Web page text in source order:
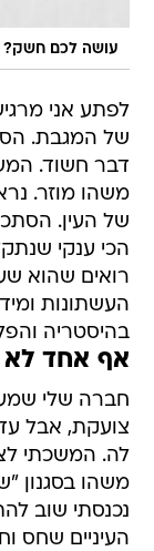
עושה לכם חשק?
לפתע אני
של המגבת.
דבר חשוד.
משהו מוזר.
של העין.
הכי ענקי
רואים שהוא
העשתונות
בהיסטריה
אף אחד
חברה שלי
צועקת, אבל
לה. המשכתי
משהו בסגנון
נכנסתי שוב
העיניים שחס